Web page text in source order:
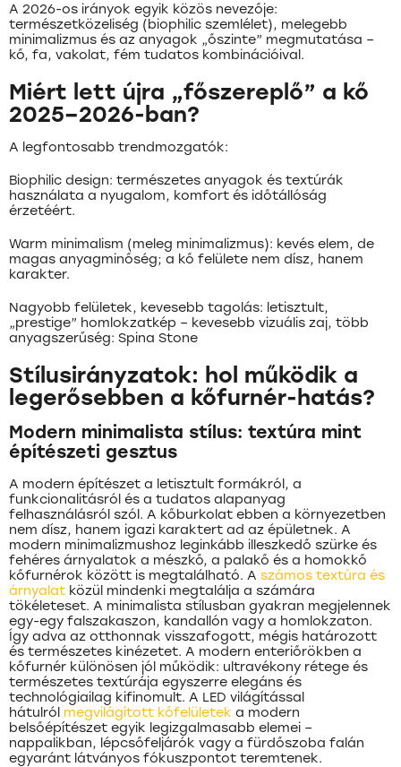
A 2026-os irányok egyik közös nevezője:
természetközeliség (biophilic szemlélet), melegebb
minimalizmus és az anyagok „őszinte” megmutatása –
kő, fa, vakolat, fém tudatos kombinációival.
Miért lett újra „főszereplő” a kő
2025–2026-ban?
A legfontosabb trendmozgatók:
Biophilic design: természetes anyagok és textúrák
használata a nyugalom, komfort és időtállóság
érzetéért.
Warm minimalism (meleg minimalizmus): kevés elem, de
magas anyagminőség; a kő felülete nem dísz, hanem
karakter.
Nagyobb felületek, kevesebb tagolás: letisztult,
„prestige” homlokzatkép – kevesebb vizuális zaj, több
anyagszerűség: Spina Stone
Stílusirányzatok: hol működik a
legerősebben a kőfurnér-hatás?
Modern minimalista stílus: textúra mint
építészeti gesztus
A modern építészet a letisztult formákról, a
funkcionalitásról és a tudatos alapanyag
felhasználásról szól. A kőburkolat ebben a környezetben
nem dísz, hanem igazi karaktert ad az épületnek. A
modern minimalizmushoz leginkább illeszkedő szürke és
fehéres árnyalatok a mészkő, a palakő és a homokkő
kőfurnérok között is megtalálható. A számos textúra és
árnyalat közül mindenki megtalálja a számára
tökéleteset. A minimalista stílusban gyakran megjelennek
egy-egy falszakaszon, kandallón vagy a homlokzaton.
Így adva az otthonnak visszafogott, mégis határozott
és természetes kinézetet. A modern enteriőrökben a
kőfurnér különösen jól működik: ultravékony rétege és
természetes textúrája egyszerre elegáns és
technológiailag kifinomult. A LED világítással
hátulról megvilágított kőfelületek a modern
belsőépítészet egyik legizgalmasabb elemei –
nappalikban, lépcsőfeljárók vagy a fürdőszoba falán
egyaránt látványos fókuszpontot teremtenek.